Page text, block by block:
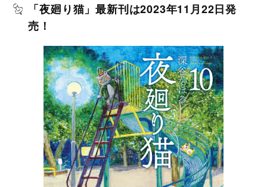
「夜廻り猫」最新刊は2023年11月22日発
売！